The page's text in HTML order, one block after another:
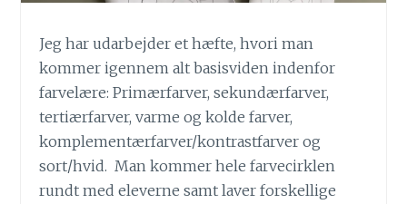
Jeg har udarbejder et hæfte, hvori man
kommer igennem alt basisviden indenfor
farvelære: Primærfarver, sekundærfarver,
tertiærfarver, varme og kolde farver,
komplementærfarver/kontrastfarver og
sort/hvid. Man kommer hele farvecirklen
rundt med eleverne samt laver forskellige